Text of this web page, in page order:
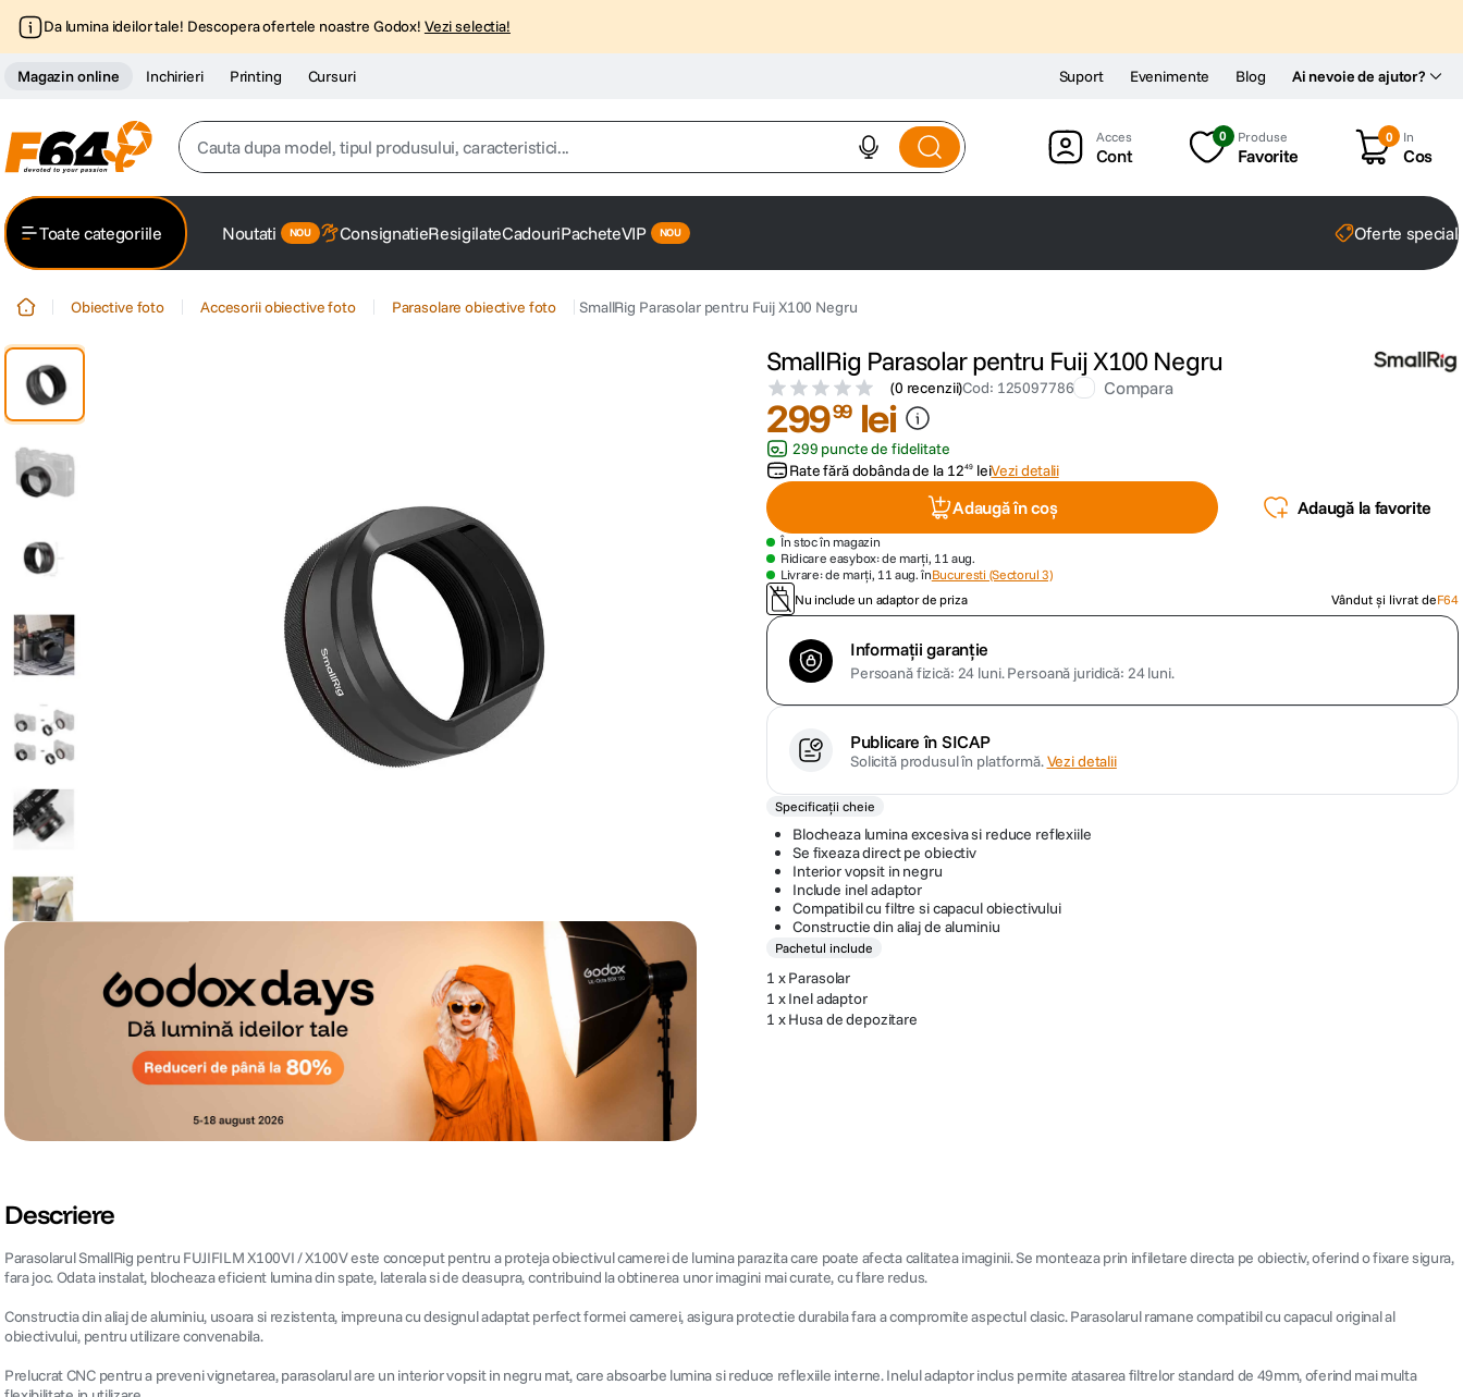
Da lumina ideilor tale! Descopera ofertele noastre Godox! Vezi selectia!
Magazin online Inchirieri Printing Cursuri Ai nevoie de ajutor?
Suport Evenimente Blog
Cauta dupa model, tipul produsului, caracteristici...
2. trepied
card memorie
dji mic mini
dji osmo
insta 360
Cont
0 Produse
Favorite
0 In
Cos
Toate categoriile Noutati ConsignatieResigilateCadouriPacheteVIP Oferte
Obiective foto Accesorii obiective foto Parasolare obiective foto SmallRig Parasolar pentru Fuij X100 Negru
SmallRig Parasolar pentru Fuij X100 Negru
(0 recenzii)Cod: 125097786 Compara
29999 lei
299 puncte de fidelitate
Rate fără dobânda de la 1249 leiVezi detalii
Adaugă în coș Adaugă la favorite
În stoc în magazin
Ridicare easybox: de marți, 11 aug.
Livrare: de marți, 11 aug. înBucuresti (Sectorul 3)
Nu include un adaptor de priza
Vândut și livrat deF64
Informații garanție
Persoană fizică: 24 luni.Persoană juridică: 24 luni.
Publicare în SICAP
Solicită produsul în platformă.Vezi detalii
Specificații cheie
Blocheaza lumina excesiva si reduce reflexiile
Se fixeaza direct pe obiectiv
Interior vopsit in negru
Include inel adaptor
Compatibil cu filtre si capacul obiectivului
Constructie din aliaj de aluminiu
Pachetul include
1 x Parasolar
1 x Inel adaptor
1 x Husa de depozitare
Descriere
Parasolarul SmallRig pentru FUJIFILM X100VI / X100V este conceput pentru a proteja obiectivul camerei de lumina parazita care poate afecta calitatea imaginii. Se monteaza prin infiletare directa pe obiectiv, oferind o fixare sigura,
fara joc. Odata instalat, blocheaza eficient lumina din spate, laterala si de deasupra, contribuind la obtinerea unor imagini mai curate, cu flare redus.
Constructia din aliaj de aluminiu, usoara si rezistenta, impreuna cu designul adaptat perfect formei camerei, asigura protectie durabila fara a compromite aspectul clasic. Parasolarul ramane compatibil cu capacul original al
obiectivului, pentru utilizare convenabila.
Prelucrat CNC pentru a preveni vignetarea, parasolarul are un interior vopsit in negru mat, care absoarbe lumina si reduce reflexiile interne. Inelul adaptor inclus permite atasarea filtrelor standard de 49mm, oferind mai multa